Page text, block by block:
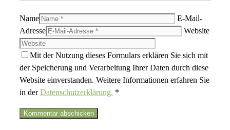
Name
E-Mail-
Adresse
Website
Mit der Nutzung dieses Formulars erklären Sie sich mit
der Speicherung und Verarbeitung Ihrer Daten durch diese
Website einverstanden. Weitere Informationen erfahren Sie
in derDatenschutzerklärung. *